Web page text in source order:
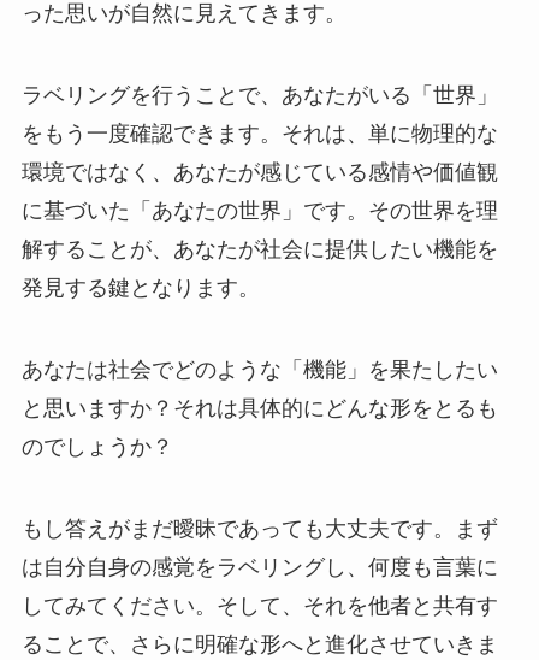
った思いが自然に見えてきます。
ラベリングを行うことで、あなたがいる「世界」
をもう一度確認できます。それは、単に物理的な
環境ではなく、あなたが感じている感情や価値観
に基づいた「あなたの世界」です。その世界を理
解することが、あなたが社会に提供したい機能を
発見する鍵となります。
あなたは社会でどのような「機能」を果たしたい
と思いますか？それは具体的にどんな形をとるも
のでしょうか？
もし答えがまだ曖昧であっても大丈夫です。まず
は自分自身の感覚をラベリングし、何度も言葉に
してみてください。そして、それを他者と共有す
ることで、さらに明確な形へと進化させていきま